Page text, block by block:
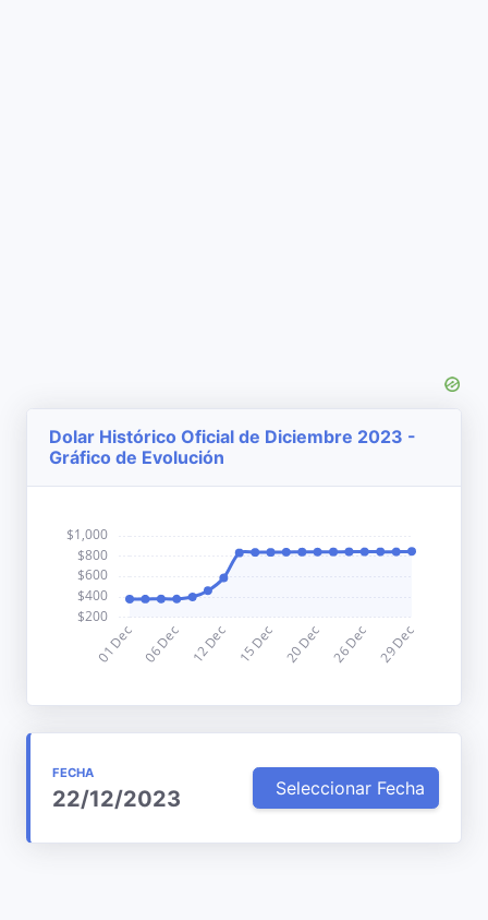
Dolar Histórico Oficial de Diciembre 2023 -
Gráfico de Evolución
FECHA
22/12/2023 Seleccionar Fecha